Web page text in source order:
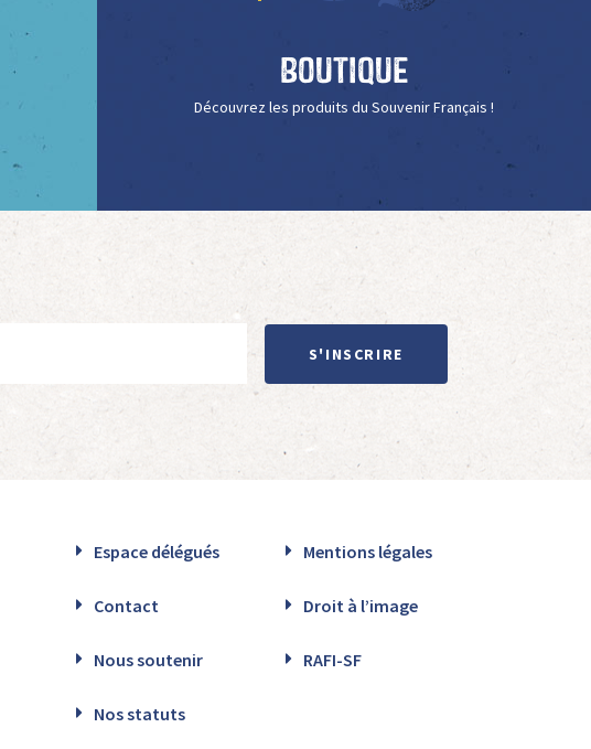
Boutique
Découvrez les produits du Souvenir Français !
S'INSCRIRE
Espace délégués Mentions légales
Contact Droit à l’image
Nous soutenir RAFI-SF
Nos statuts